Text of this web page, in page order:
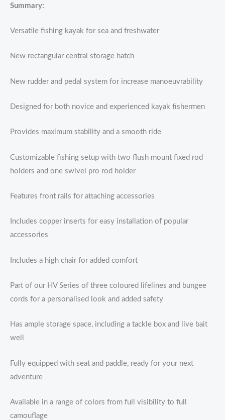
Summary:
Versatile fishing kayak for sea and freshwater
New rectangular central storage hatch
New rudder and pedal system for increase manoeuvrability
Designed for both novice and experienced kayak fishermen
Provides maximum stability and a smooth ride
Customizable fishing setup with two flush mount fixed rod
holders and one swivel pro rod holder
Features front rails for attaching accessories
Includes copper inserts for easy installation of popular
accessories
Includes a high chair for added comfort
Part of our HV Series of three coloured lifelines and bungee
cords for a personalised look and added safety
Has ample storage space, including a tackle box and live bait
well
Fully equipped with seat and paddle, ready for your next
adventure
Available in a range of colors from full visibility to full
camouflage